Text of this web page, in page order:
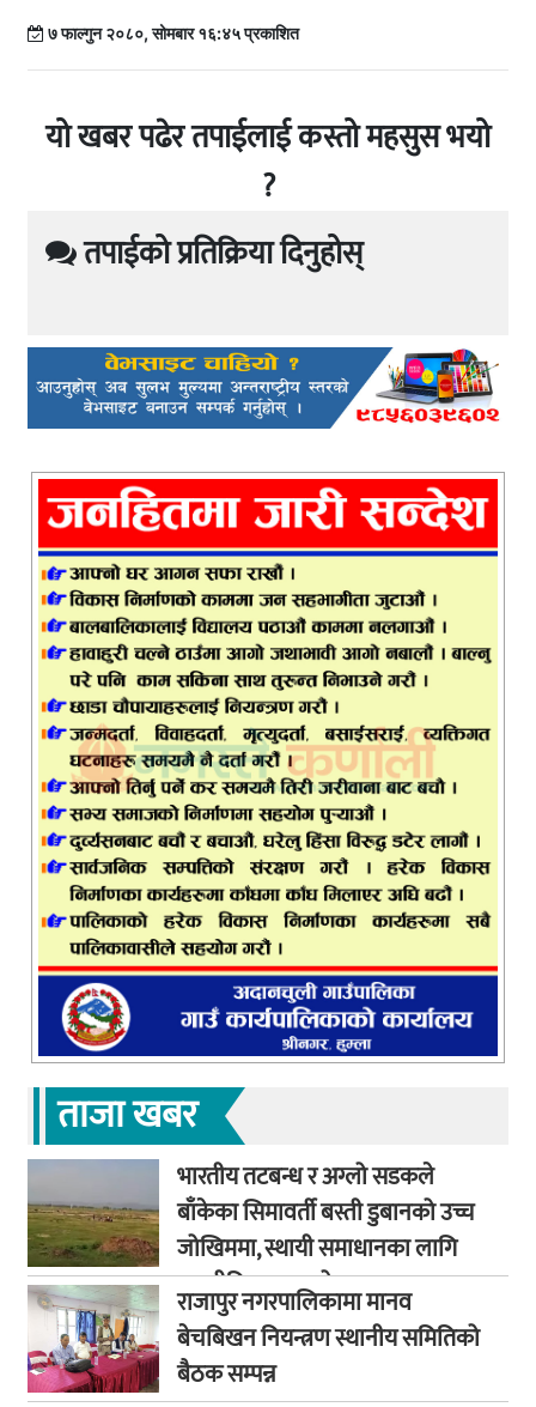
७ फाल्गुन २०८०, सोमबार १६:४५ प्रकाशित
यो खबर पढेर तपाईलाई कस्तो महसुस भयो
?
तपाईको प्रतिक्रिया दिनुहोस्
ताजा खबर
भारतीय तटबन्ध र अग्लो सडकले
बाँकेका सिमावर्ती बस्ती डुबानको उच्च
जोखिममा, स्थायी समाधानका लागि
कूटनीतिक पहलको माग
राजापुर नगरपालिकामा मानव
बेचबिखन नियन्त्रण स्थानीय समितिको
बैठक सम्पन्न